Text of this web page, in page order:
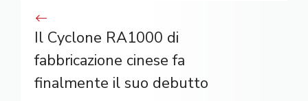
Il Cyclone RA1000 di
fabbricazione cinese fa
finalmente il suo debutto